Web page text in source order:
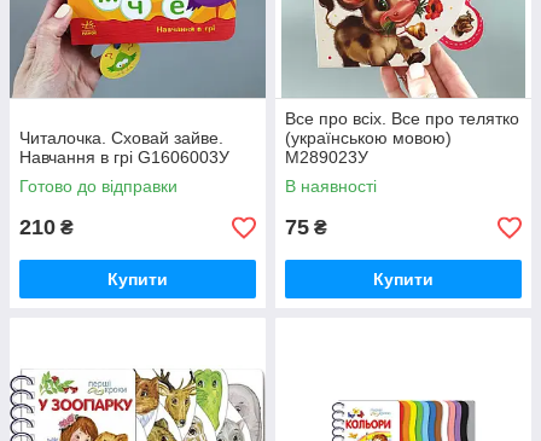
Читалочка. Сховай зайве.
Навчання в грі G1606003У
Готово до відправки
210 ₴
Купити
Все про всіх. Все про телятко
(українською мовою)
М289023У
В наявності
75 ₴
Купити